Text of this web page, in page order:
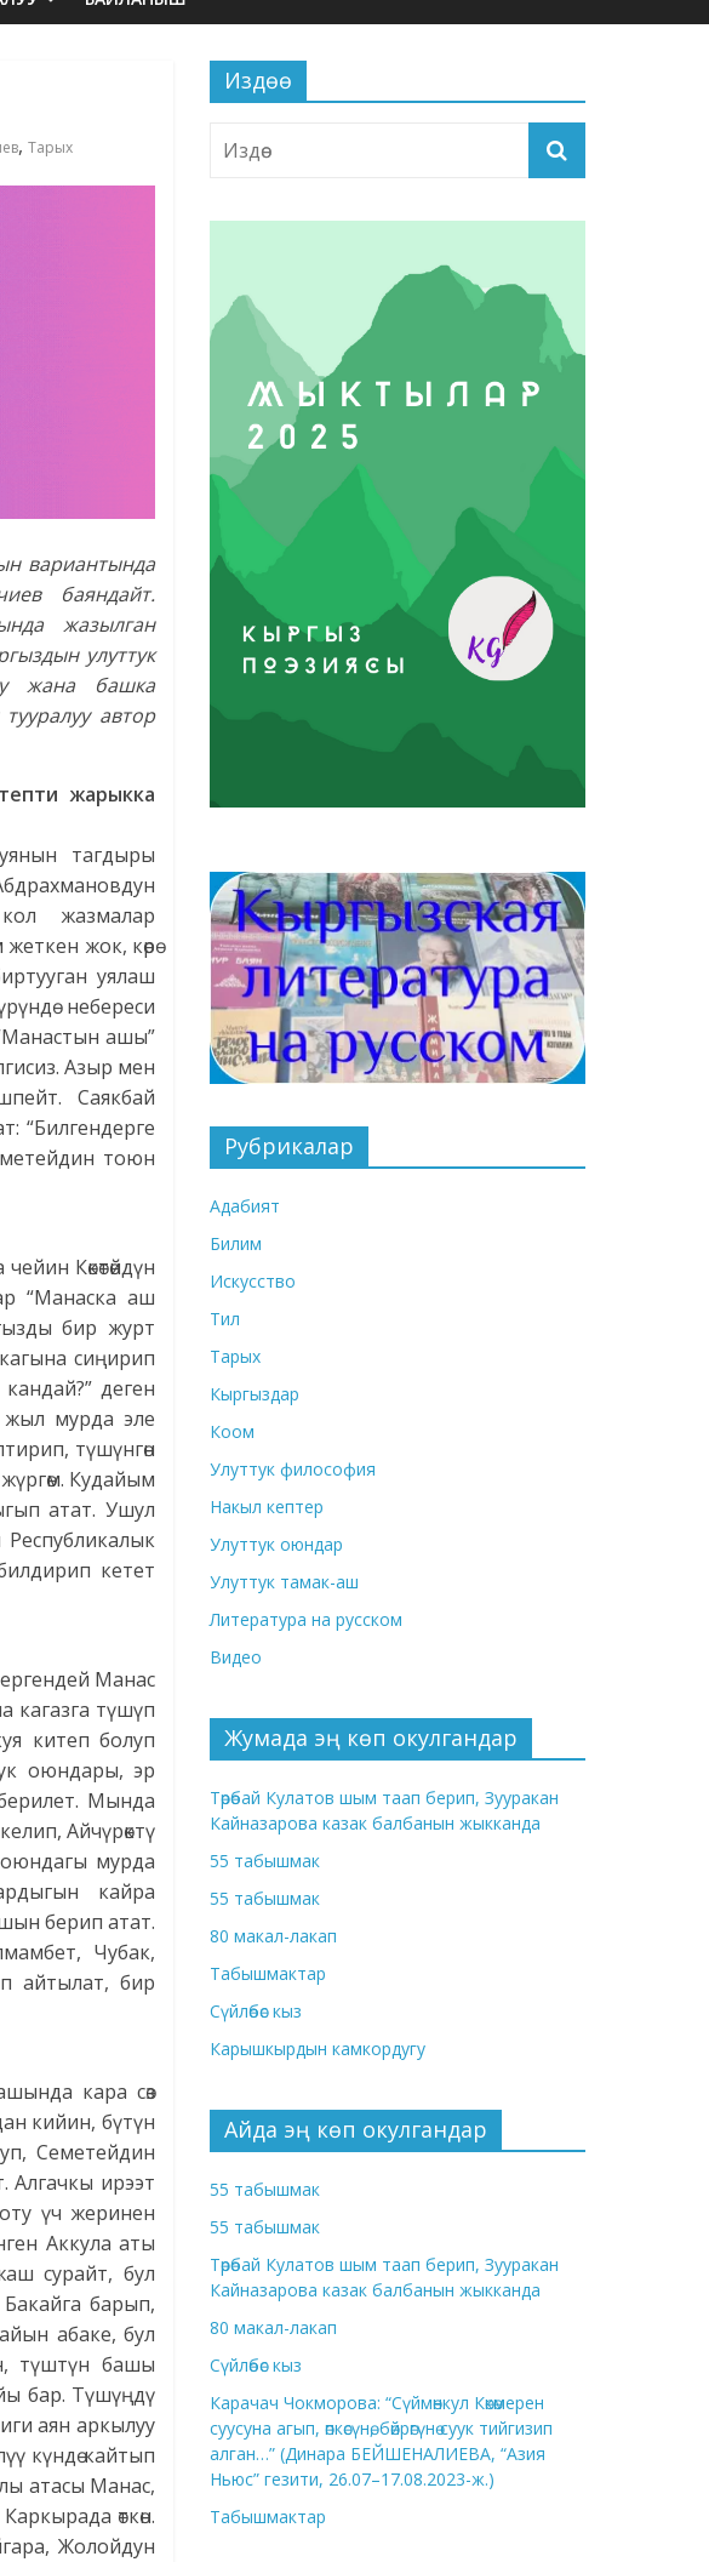
, Тарых
вариантында
баяндайт.
жазылган
улуттук
жана башка
автор
жарыкка
тагдыры
жазмалар
жок, көрө
уялаш
небереси
ашы”
Азыр мен
Саякбай
“Билгендерге
тоюн
Көкөтөйдүн
“Манаска аш
бир журт
сиңирип
деген
жыл мурда эле
түшүнгөн
Кудайым
атат. Ушул
кетет
Манас
кагазга түшүп
китеп болуп
оюндары, эр
Мында
Айчүрөктү
мурда
кайра
берип атат.
Чубак,
айтылат, бир
кара сөз
кийин, бүтүн
Семетейдин
Алгачкы ирээт
үч жеринен
Аккула аты
сурайт, бул
барып,
абаке, бул
түштүн башы
бар. Түшүңдү
аян аркылуу
күндө кайтып
атасы Манас,
өткөн.
Жолойдун
Издөө
Рубрикалар
Адабият
Билим
Искусство
Тил
Тарых
Кыргыздар
Коом
Улуттук философия
Накыл кептер
Улуттук оюндар
Улуттук тамак-аш
Литература на русском
Видео
Жумада эң көп окулгандар
Төрөбай Кулатов шым таап берип, Зууракан
Кайназарова казак балбанын жыкканда
55 табышмак
55 табышмак
80 макал-лакап
Табышмактар
Сүйлөбөс кыз
Карышкырдын камкордугу
Айда эң көп окулгандар
55 табышмак
55 табышмак
Төрөбай Кулатов шым таап берип, Зууракан
Кайназарова казак балбанын жыкканда
80 макал-лакап
Сүйлөбөс кыз
Карачач Чокморова: “Сүймөнкул Көкөмерен
суусуна агып, өпкөсүнө, бөйрөгүнө суук тийгизип
алган…” (Динара БЕЙШЕНАЛИЕВА, “Азия
Ньюс” гезити, 26.07–17.08.2023-ж.)
Табышмактар